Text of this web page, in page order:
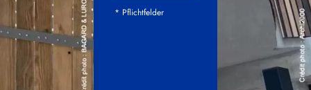
* Pflichtfelder